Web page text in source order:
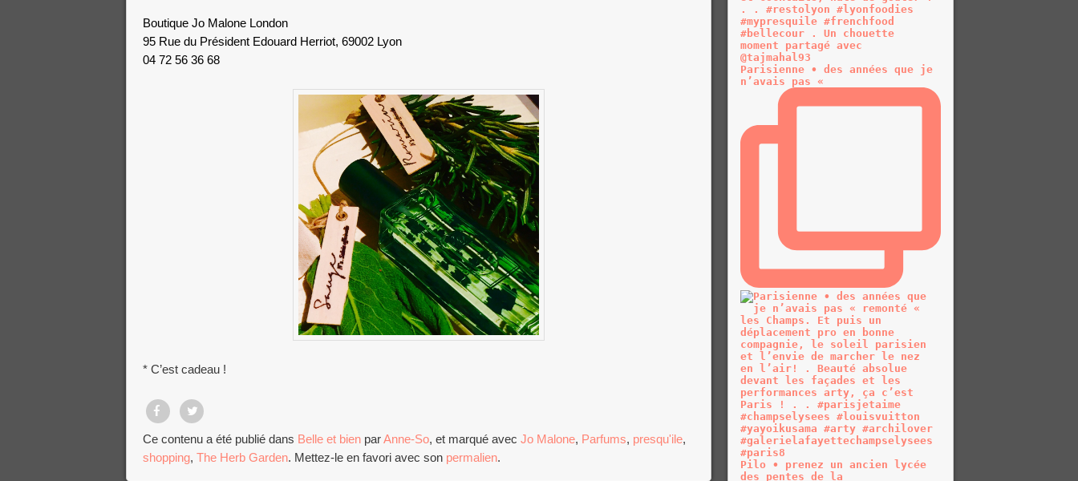
Boutique Jo Malone London
95 Rue du Président Edouard Herriot, 69002 Lyon
04 72 56 36 68
* C’est cadeau !
Partager
sur
Tweet
Ce contenu a été publié dans Belle et bien parAnne-So, et marqué avec Jo Malone, Parfums, presqu'ile,
shopping, The Herb Garden. Mettez-le en favori avec son permalien.
Parisienne • des années que je
n’avais pas «
Pilo • prenez un ancien lycée
des pentes de la